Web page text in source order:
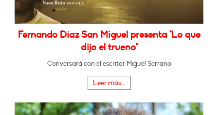
Fernando Díaz San Miguel presenta "Lo que
dijo el trueno"
Conversará con el escritor Miguel Serrano
Leer más...